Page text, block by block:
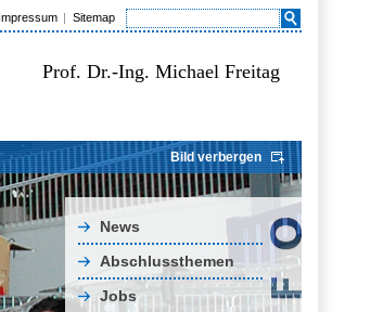
Impressum Sitemap
Prof. Dr.-Ing. Michael Freitag
Bild verbergen
News
Abschlussthemen
Jobs